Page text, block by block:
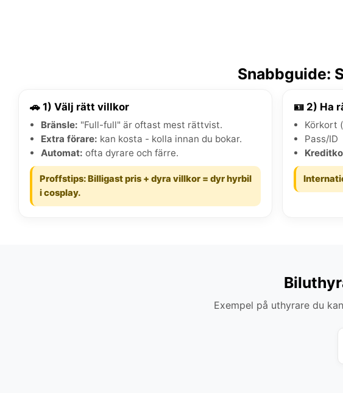
Snabbguide:
🚗 1) Välj rätt villkor
Bränsle: "Full-full" är oftast mest rättvist.
Extra förare: kan kosta - kolla innan du bokar.
Automat: ofta dyrare och färre.
Proffstips: Billigast pris + dyra villkor = dyr hyrbil
i cosplay.
🪪 2) Ha
Körkort
Pass/ID
Exempel på uthyrare du